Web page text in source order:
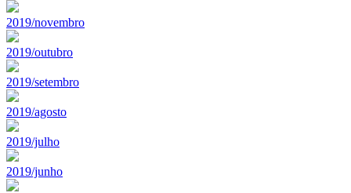
2019/novembro
2019/outubro
2019/setembro
2019/agosto
2019/julho
2019/junho